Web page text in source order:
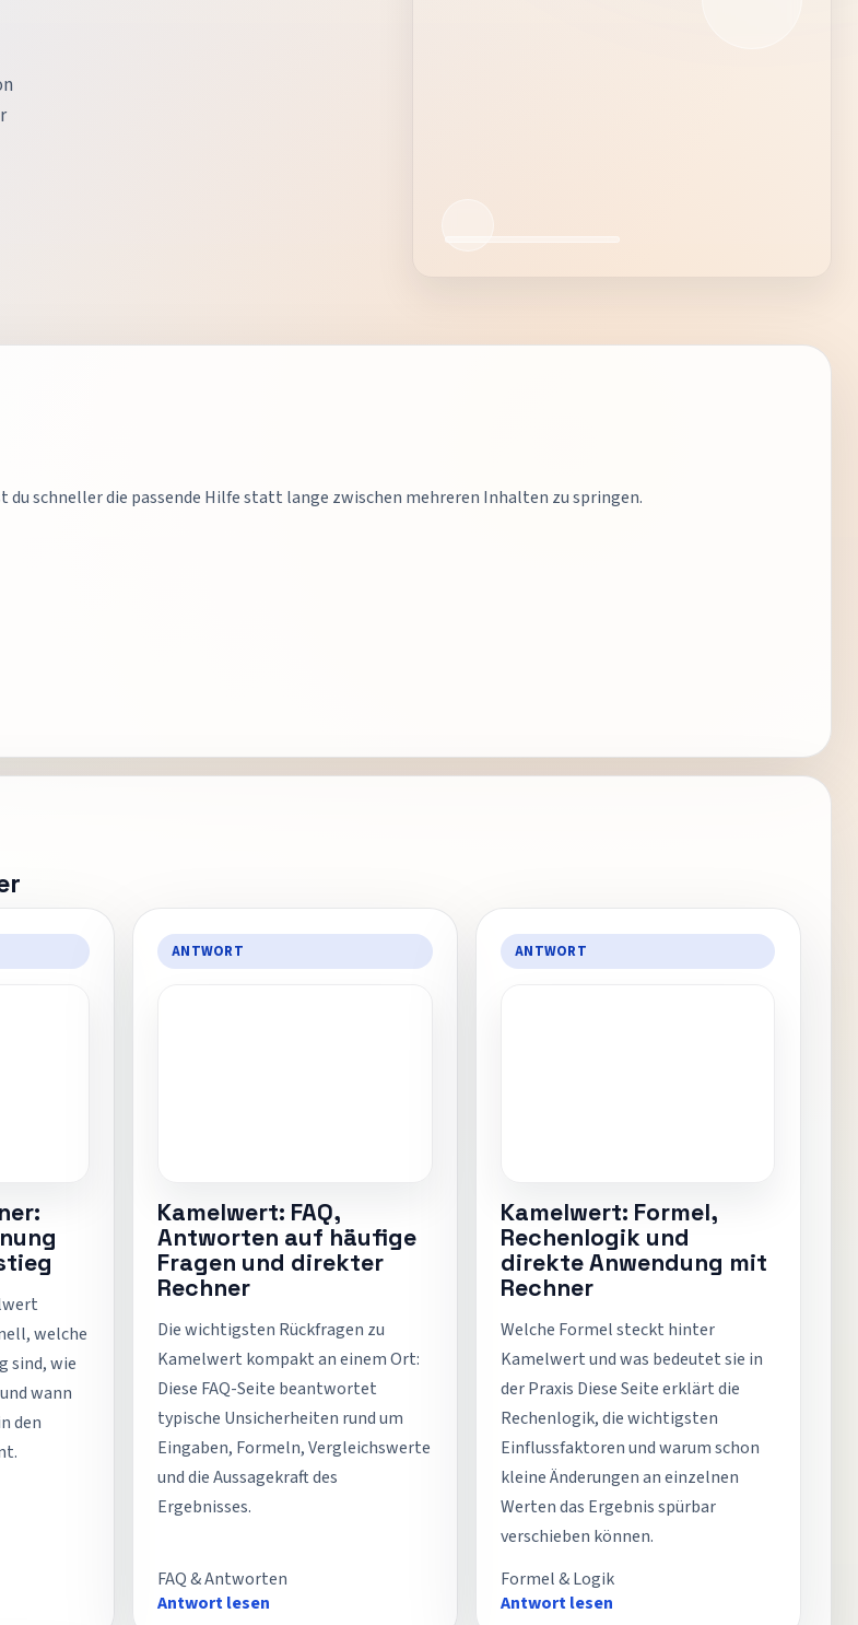
du schneller die passende Hilfe statt lange zwischen mehreren Inhalten zu springen.
welche
sind, wie
wann
den
ANTWORT
Kamelwert: FAQ,
Antworten auf häufige
Fragen und direkter
Rechner
Die wichtigsten Rückfragen zu
Kamelwert kompakt an einem Ort:
Diese FAQ-Seite beantwortet
typische Unsicherheiten rund um
Eingaben, Formeln, Vergleichswerte
und die Aussagekraft des
Ergebnisses.
FAQ & Antworten
Antwort lesen
ANTWORT
Kamelwert: Formel,
Rechenlogik und
direkte Anwendung mit
Rechner
Welche Formel steckt hinter
Kamelwert und was bedeutet sie in
der Praxis Diese Seite erklärt die
Rechenlogik, die wichtigsten
Einflussfaktoren und warum schon
kleine Änderungen an einzelnen
Werten das Ergebnis spürbar
verschieben können.
Formel & Logik
Antwort lesen